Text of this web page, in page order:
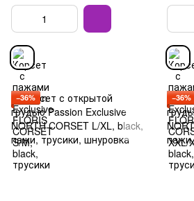
−36% −36%